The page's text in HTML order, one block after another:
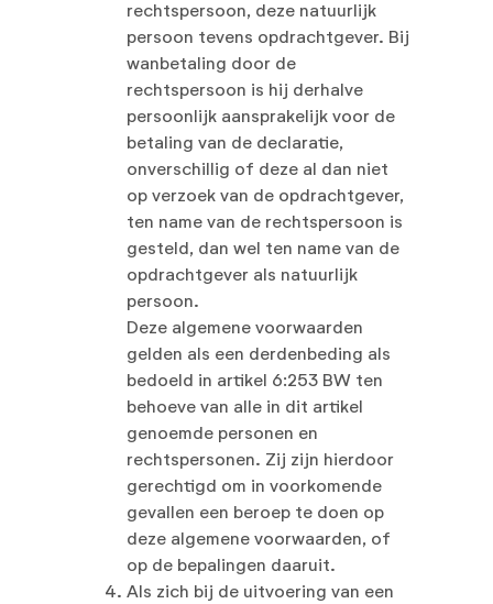
rechtspersoon, deze natuurlijk
persoon tevens opdrachtgever. Bij
wanbetaling door de
rechtspersoon is hij derhalve
persoonlijk aansprakelijk voor de
betaling van de declaratie,
onverschillig of deze al dan niet
op verzoek van de opdrachtgever,
ten name van de rechtspersoon is
gesteld, dan wel ten name van de
opdrachtgever als natuurlijk
persoon.
Deze algemene voorwaarden
gelden als een derdenbeding als
bedoeld in artikel 6:253 BW ten
behoeve van alle in dit artikel
genoemde personen en
rechtspersonen. Zij zijn hierdoor
gerechtigd om in voorkomende
gevallen een beroep te doen op
deze algemene voorwaarden, of
op de bepalingen daaruit.
Als zich bij de uitvoering van een